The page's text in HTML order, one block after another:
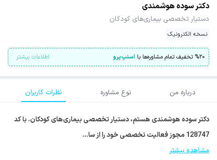
دکتر سوده هوشمندی
دستیار تخصصی بیماری‌های کودکان
نسخه الکترونیک
%۲۰ تخفیف تمام مشاوره‌ها با اسنپ‌پرو اطلاعات بیشتر
درباره من نوع مشاوره نظرات کاربران
دکتر سوده هوشمندی هستم، دستیار تخصصی بیماری‌های کودکان. با کد
128747 مجوز فعالیت تخصصی خود را از سا…
مشاهده بیشتر